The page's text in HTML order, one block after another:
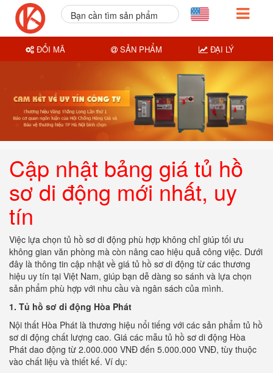
Cập nhật bảng giá tủ hồ
sơ di động mới nhất, uy
tín
Việc lựa chọn tủ hồ sơ di động phù hợp không chỉ giúp tối ưu
không gian văn phòng mà còn nâng cao hiệu quả công việc. Dưới
đây là thông tin cập nhật về giá tủ hồ sơ di động từ các thương
hiệu uy tín tại Việt Nam, giúp bạn dễ dàng so sánh và lựa chọn
sản phẩm phù hợp với nhu cầu và ngân sách của mình.
1. Tủ hồ sơ di động Hòa Phát
Nội thất Hòa Phát là thương hiệu nổi tiếng với các sản phẩm tủ hồ
sơ di động chất lượng cao. Giá các mẫu tủ hồ sơ di động Hòa
Phát dao động từ 2.000.000 VNĐ đến 5.000.000 VNĐ, tùy thuộc
vào chất liệu và thiết kế. Ví dụ:
Bạn cần tìm sản phẩm
ĐỔI MÃ SẢN PHẨM ĐẠI LÝ